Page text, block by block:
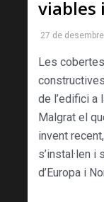
viables
27 de
Les
de l’edifici a
Malgrat el
invent
s’instal·len i
d’Europa i